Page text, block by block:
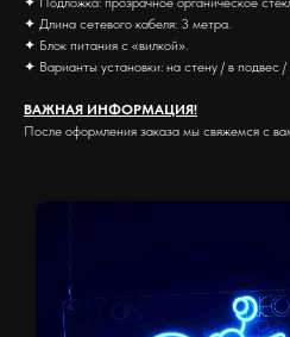
✦ Длина сетевого кабеля: 3 метра.
✦ Блок питания с «вилкой».
✦ Варианты установки: на стену / в подвес /
ВАЖНАЯ ИНФОРМАЦИЯ!
После оформления заказа мы свяжемся с